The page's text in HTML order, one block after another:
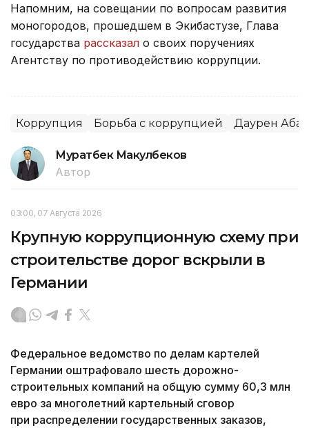
Напомним, на совещании по вопросам развития
моногородов, прошедшем в Экибастузе, Глава
государства рассказал о своих поручениях
Агентству по противодействию коррупции.
Коррупция Борьба с коррупцией Даурен
Муратбек Макулбеков
Автор
03:00, 07 Августа 2026
Крупную коррупционную схему при
строительстве дорог вскрыли в
Германии
Федеральное ведомство по делам картелей
Германии оштрафовало шесть дорожно-
строительных компаний на общую сумму 60,3 млн
евро за многолетний картельный сговор
при распределении государственных заказов,